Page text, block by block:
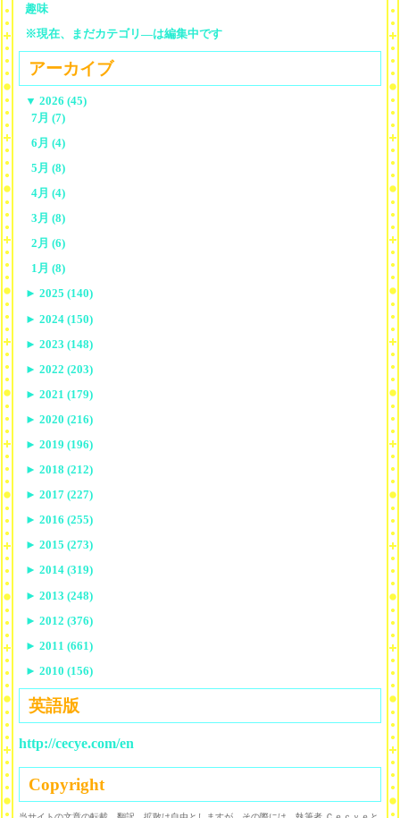
趣味
※現在、まだカテゴリ—は編集中です
アーカイブ
▼ 2026 (45)
7月 (7)
6月 (4)
5月 (8)
4月 (4)
3月 (8)
2月 (6)
1月 (8)
► 2025 (140)
► 2024 (150)
► 2023 (148)
► 2022 (203)
► 2021 (179)
► 2020 (216)
► 2019 (196)
► 2018 (212)
► 2017 (227)
► 2016 (255)
► 2015 (273)
► 2014 (319)
► 2013 (248)
► 2012 (376)
► 2011 (661)
► 2010 (156)
英語版
http://cecye.com/en
Copyright